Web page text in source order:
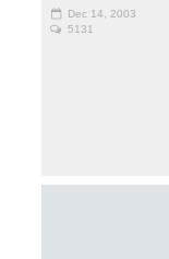
Dec 14, 2003
5131